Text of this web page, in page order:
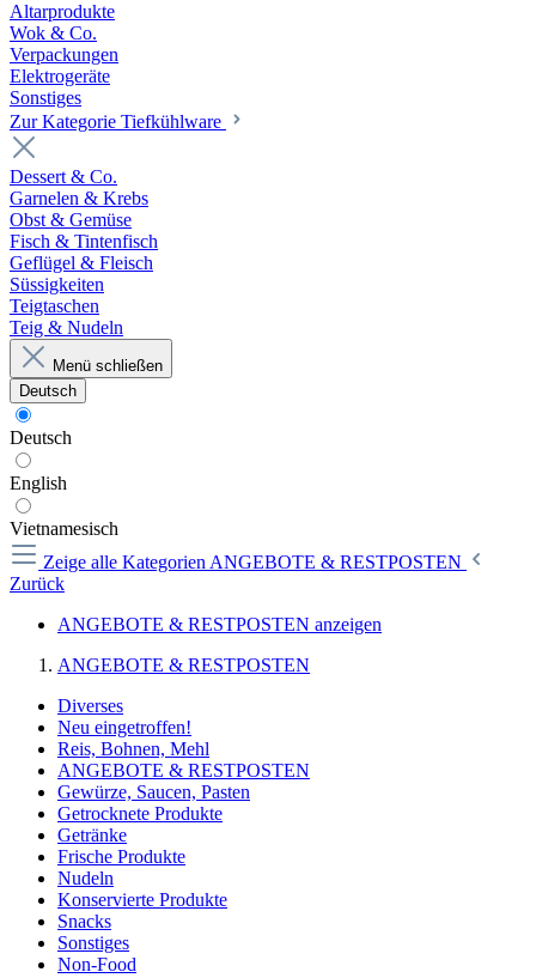
Altarprodukte
Wok & Co.
Verpackungen
Elektrogeräte
Sonstiges
Zur Kategorie Tiefkühlware
Dessert & Co.
Garnelen & Krebs
Obst & Gemüse
Fisch & Tintenfisch
Geflügel & Fleisch
Süssigkeiten
Teigtaschen
Teig & Nudeln
Menü schließen
Deutsch
Deutsch
English
Vietnamesisch
Zeige alle Kategorien ANGEBOTE & RESTPOSTEN
Zurück
ANGEBOTE & RESTPOSTEN anzeigen
ANGEBOTE & RESTPOSTEN
Diverses
Neu eingetroffen!
Reis, Bohnen, Mehl
ANGEBOTE & RESTPOSTEN
Gewürze, Saucen, Pasten
Getrocknete Produkte
Getränke
Frische Produkte
Nudeln
Konservierte Produkte
Snacks
Sonstiges
Non-Food